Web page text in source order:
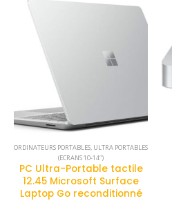
ORDINATEURS PORTABLES, ULTRA PORTABLES
(ECRANS 10-14")
PC Ultra-Portable tactile
12.45 Microsoft Surface
Laptop Go reconditionné